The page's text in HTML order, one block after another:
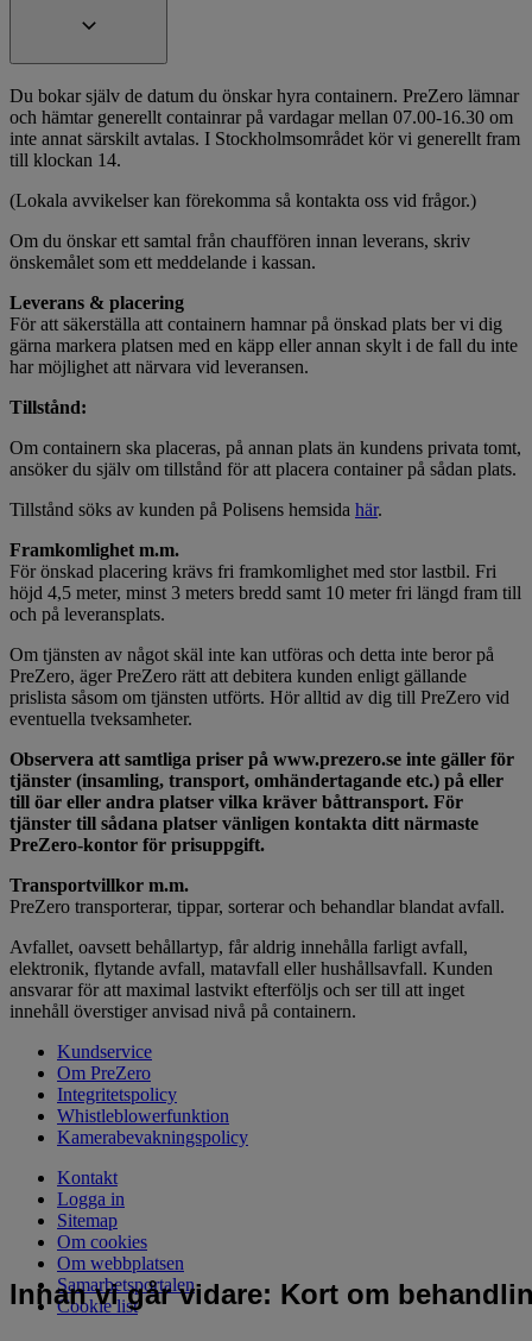
Innan vi går vidare: Kort om
Du bokar själv de datum du önskar hyra containern. PreZero lämnar
och hämtar generellt containrar på vardagar mellan 07.00-16.30 om
inte annat särskilt avtalas. I Stockholmsområdet kör vi generellt fram
till klockan 14.
(Lokala avvikelser kan förekomma så kontakta oss vid frågor.)
Om du önskar ett samtal från chauffören innan leverans, skriv
önskemålet som ett meddelande i kassan.
Leverans & placering
För att säkerställa att containern hamnar på önskad plats ber vi dig
gärna markera platsen med en käpp eller annan skylt i de fall du inte
har möjlighet att närvara vid leveransen.
Tillstånd:
Om containern ska placeras, på annan plats än kundens privata tomt,
ansöker du själv om tillstånd för att placera container på sådan plats.
Tillstånd söks av kunden på Polisens hemsida här.
Framkomlighet m.m.
För önskad placering krävs fri framkomlighet med stor lastbil. Fri
höjd 4,5 meter, minst 3 meters bredd samt 10 meter fri längd fram till
och på leveransplats.
Om tjänsten av något skäl inte kan utföras och detta inte beror på
PreZero, äger PreZero rätt att debitera kunden enligt gällande
prislista såsom om tjänsten utförts. Hör alltid av dig till PreZero vid
eventuella tveksamheter.
Observera att samtliga priser på www.prezero.se inte gäller för
tjänster (insamling, transport, omhändertagande etc.) på eller
till öar eller andra platser vilka kräver båttransport. För
tjänster till sådana platser vänligen kontakta ditt närmaste
PreZero-kontor för prisuppgift.
Transportvillkor m.m.
PreZero transporterar, tippar, sorterar och behandlar blandat avfall.
Avfallet, oavsett behållartyp, får aldrig innehålla farligt avfall,
elektronik, flytande avfall, matavfall eller hushållsavfall. Kunden
ansvarar för att maximal lastvikt efterföljs och ser till att inget
innehåll överstiger anvisad nivå på containern.
Kundservice
Om PreZero
Integritetspolicy
Whistleblowerfunktion
Kamerabevakningspolicy
Kontakt
Logga in
Sitemap
Om cookies
Om webbplatsen
Samarbetsportalen
Cookie list